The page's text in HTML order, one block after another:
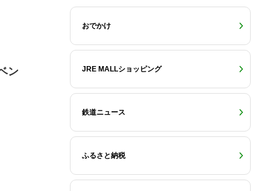
ン
おでかけ
JRE MALLショッピング
鉄道ニュース
ふるさと納税